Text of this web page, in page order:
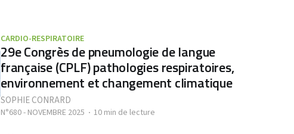
CARDIO-RESPIRATOIRE
29e Congrès de pneumologie de langue
française (CPLF) pathologies respiratoires,
environnement et changement climatique
SOPHIE CONRARD
N°680 - NOVEMBRE 2025 10 min de lecture